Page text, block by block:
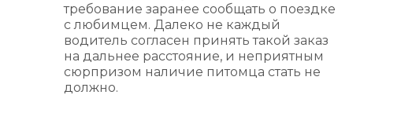
требование заранее сообщать о поездке
с любимцем. Далеко не каждый
водитель согласен принять такой заказ
на дальнее расстояние, и неприятным
сюрпризом наличие питомца стать не
должно.